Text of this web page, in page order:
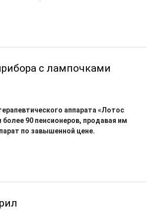
с лампочками
аппарата «Лотос
90 пенсионеров, продавая им
по завышенной цене.